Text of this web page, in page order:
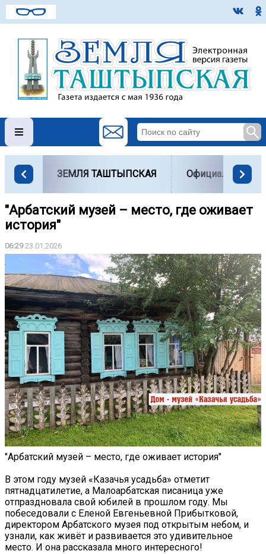
ЗЕМЛЯ ТАШТЫПСКАЯ Официально
"Арбатский музей – место, где оживает
история"
06:2923.01.2026
"Арбатский музей – место, где оживает история"
В этом году музей «Казачья усадьба» отметит
пятнадцатилетие, а Малоарбатская писаница уже
отпраздновала свой юбилей в прошлом году. Мы
побеседовали с Еленой Евгеньевной Прибытковой,
директором Арбатского музея под открытым небом, и
узнали, как живёт и развивается это удивительное
место. И она рассказала много интересного!